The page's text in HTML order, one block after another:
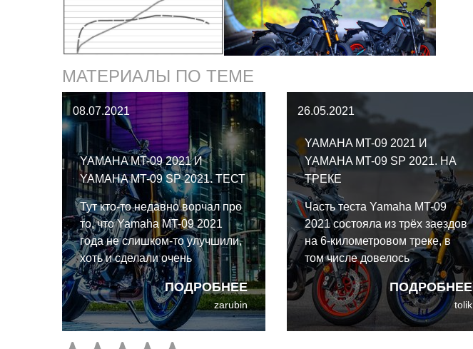
МАТЕРИАЛЫ ПО ТЕМЕ
08.07.2021
YAMAHA MT-09 2021 И
YAMAHA MT-09 SP 2021. ТЕСТ
ПОДРОБНЕЕ
Тут кто-то недавно ворчал про
то, что Yamaha MT-09 2021
года не слишком-то улучшили,
хоть и сделали очень
непохожей на прошлую
версию, и типа спасибо, что не
сделали хуже. Пришла пора
прояснить для себя, что там
конструкторы наворотили.
zarubin
26.05.2021
YAMAHA MT-09 2021 И
YAMAHA MT-09 SP 2021. НА
ТРЕКЕ
ПОДРОБНЕЕ
Часть теста Yamaha MT-09
2021 состояла из трёх заездов
на 6-километровом треке, в
том числе довелось
прокатиться и по мокрому в
конце дня и испытать
электронику. Впрочем, главное
понял уже через 5 поворотов
tolik